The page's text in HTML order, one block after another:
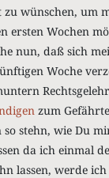
zu wünschen, um
ersten Wochen
nun, daß sich
Woche
zum
stehn, wie Du
da ich einmal
lassen, werde ich